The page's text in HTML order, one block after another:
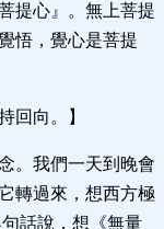
提心』。無上菩提
悟，覺心是菩提
回向。】
。我們一天到晚會
轉過來，想西方極
話說，想《無量